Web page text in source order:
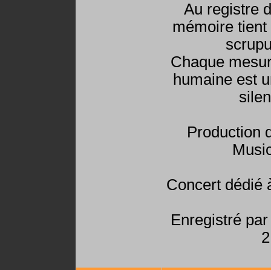
Au registre
mémoire
Chaque
humaine est
Production
Concert dédié
Enregistré
2